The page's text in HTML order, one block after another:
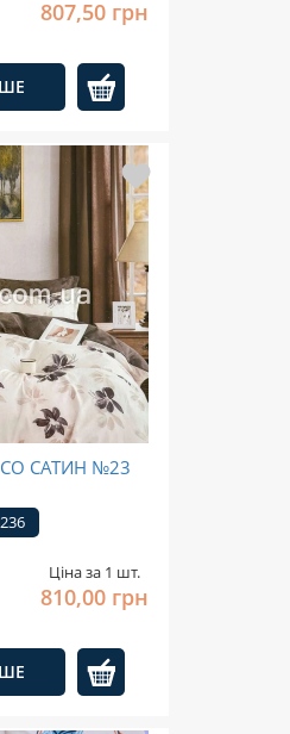
807,50 грн
САТИН №23
Ціна за 1 шт.
810,00 грн